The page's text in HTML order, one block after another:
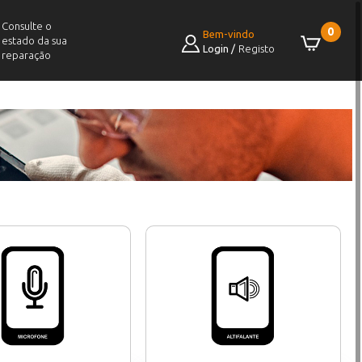
Consulte o
estado da sua
reparação
0
Bem-vindo
Login / Registo